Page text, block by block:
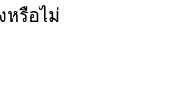
หรือไม่